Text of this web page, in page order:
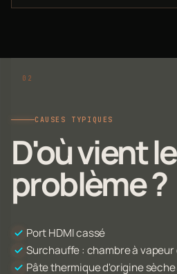
CAUSES TYPIQUES
D'où vient le
problème ?
Port HDMI cassé
Surchauffe : chambre à
Pâte thermique d'origine